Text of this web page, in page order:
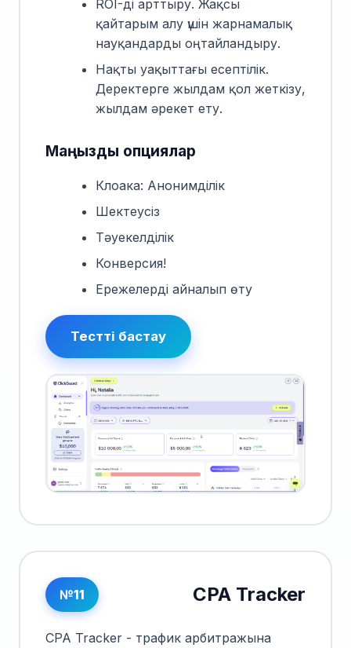
ROI-ді арттыру. Жақсы
қайтарым алу үшін жарнамалық
науқандарды оңтайландыру.
Нақты уақыттағы есептілік.
Деректерге жылдам қол жеткізу,
жылдам әрекет ету.
Маңызды опциялар
Клоака: Анонимділік
Шектеусіз
Тәуекелділік
Конверсия!
Ережелерді айналып өту
Тестті бастау
№11 CPA Tracker
CPA Tracker - трафик арбитражына